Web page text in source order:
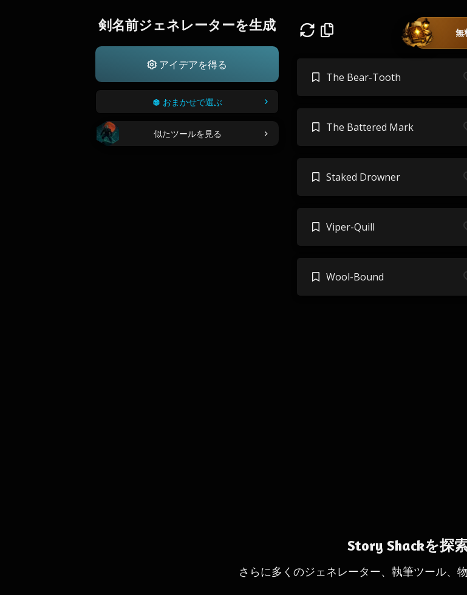
剣名前ジェネレーターを生成
アイデアを得る
おまかせで選ぶ
似たツールを見る
無
The Bear-Tooth
The Battered Mark
Staked Drowner
Viper-Quill
Wool-Bound
Story Shackを探
さらに多くのジェネレーター、執筆ツール、